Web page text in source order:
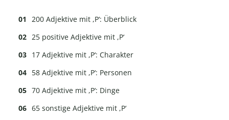
200 Adjektive mit ,P‘: Überblick
25 positive Adjektive mit ,P‘
17 Adjektive mit ,P‘: Charakter
58 Adjektive mit ,P‘: Personen
70 Adjektive mit ,P‘: Dinge
65 sonstige Adjektive mit ,P‘